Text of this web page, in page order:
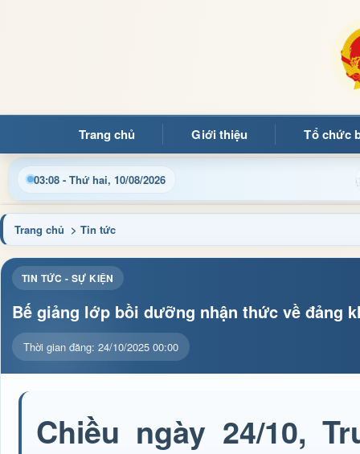
Trang chủ Giới thiệu Tổ chức
03:08 - Thứ hai, 10/08/2026
điều hành, thủ tục hành chính và tin tức địa phương nhanh
Trang chủ > Tin tức
TIN TỨC - SỰ KIỆN
Bế giảng lớp bồi dưỡng nhận thức về đảng
Thời gian đăng: 24/10/2025 00:00
Chiều ngày 24/10,